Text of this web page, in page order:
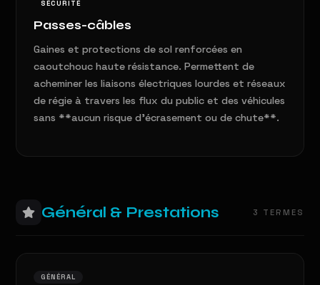
SÉCURITÉ
Passes-câbles
Gaines et protections de sol renforcées en
caoutchouc haute résistance. Permettent de
acheminer les liaisons électriques lourdes et réseaux
de régie à travers les flux du public et des véhicules
sans **aucun risque d'écrasement ou de chute**.
Général & Prestations 3 TERMES
GÉNÉRAL